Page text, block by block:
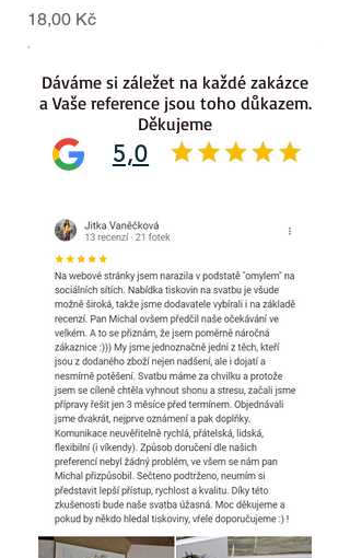
Cena
18,00 Kč
.
5,0
Dáváme si záležet na každé zakázce
a Vaše reference jsou toho důkazem.
Děkujeme